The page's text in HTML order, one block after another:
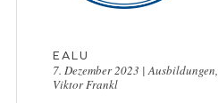
EALU
7. Dezember 2023 |Ausbildungen,
Viktor Frankl